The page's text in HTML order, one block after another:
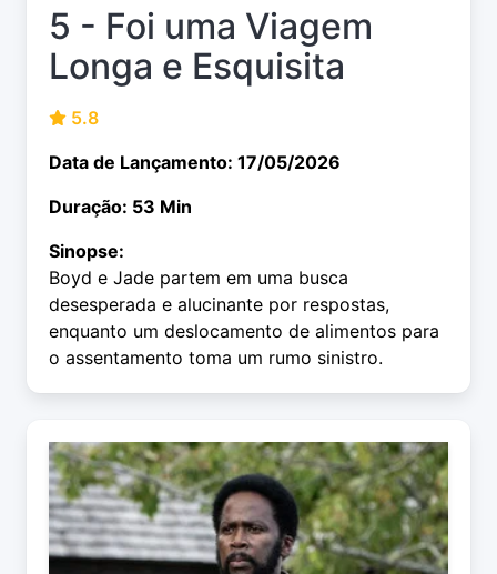
5 - Foi uma Viagem
Longa e Esquisita
5.8
Data de Lançamento: 17/05/2026
Duração: 53 Min
Sinopse:
Boyd e Jade partem em uma busca
desesperada e alucinante por respostas,
enquanto um deslocamento de alimentos para
o assentamento toma um rumo sinistro.